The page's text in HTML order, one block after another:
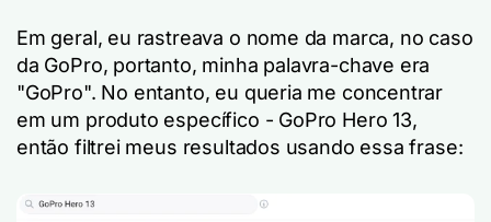
Em geral, eu rastreava o nome da marca, no caso
da GoPro, portanto, minha palavra-chave era
"GoPro". No entanto, eu queria me concentrar
em um produto específico - GoPro Hero 13,
então filtrei meus resultados usando essa frase: